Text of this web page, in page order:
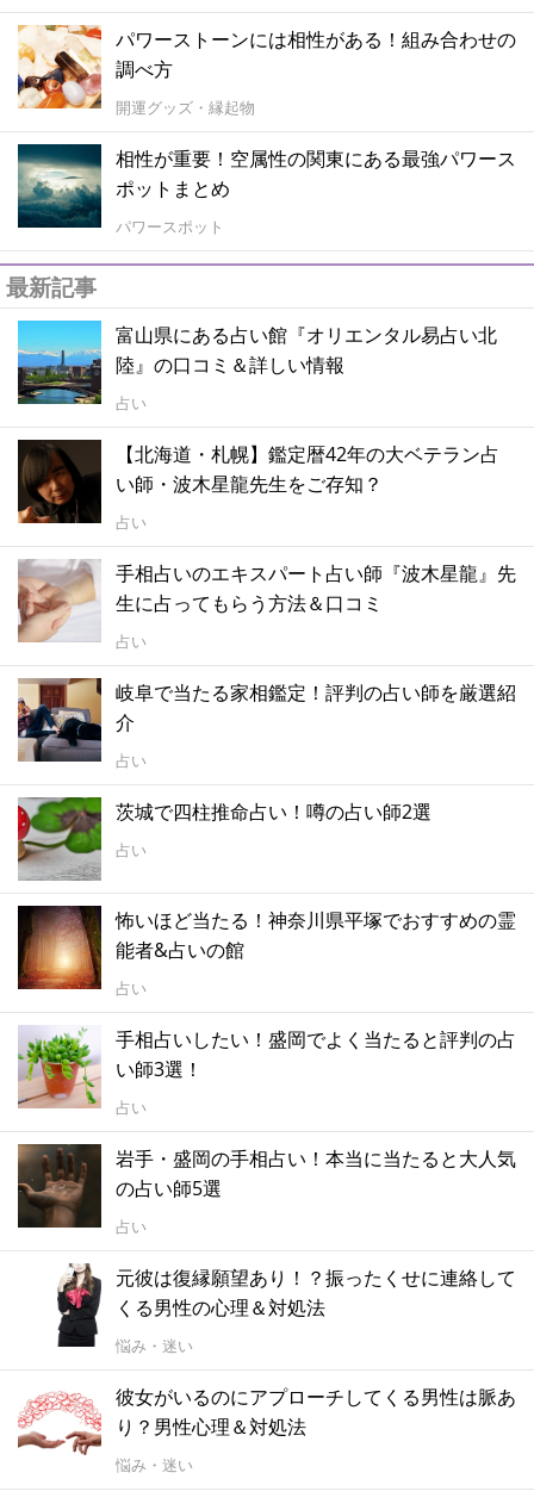
パワーストーンには相性がある！組み合わせの
調べ方
開運グッズ・縁起物
相性が重要！空属性の関東にある最強パワース
ポットまとめ
パワースポット
最新記事
富山県にある占い館『オリエンタル易占い北
陸』の口コミ＆詳しい情報
占い
【北海道・札幌】鑑定暦42年の大ベテラン占
い師・波木星龍先生をご存知？
占い
手相占いのエキスパート占い師『波木星龍』先
生に占ってもらう方法＆口コミ
占い
岐阜で当たる家相鑑定！評判の占い師を厳選紹
介
占い
茨城で四柱推命占い！噂の占い師2選
占い
怖いほど当たる！神奈川県平塚でおすすめの霊
能者&占いの館
占い
手相占いしたい！盛岡でよく当たると評判の占
い師3選！
占い
岩手・盛岡の手相占い！本当に当たると大人気
の占い師5選
占い
元彼は復縁願望あり！？振ったくせに連絡して
くる男性の心理＆対処法
悩み・迷い
彼女がいるのにアプローチしてくる男性は脈あ
り？男性心理＆対処法
悩み・迷い